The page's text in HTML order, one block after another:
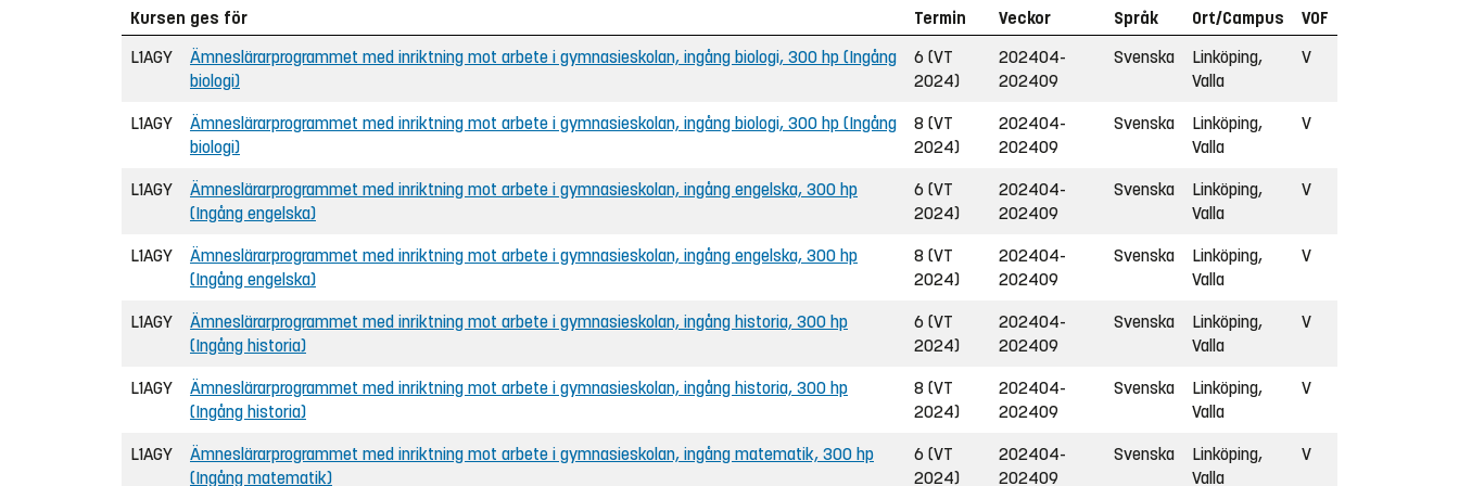
Kursen ges för Termin Veckor Språk Ort/Campus
VOF
L1AGY
Ämneslärarprogrammet med inriktning mot arbete i gymnasieskolan, ingång biologi, 300 hp (Ingång
biologi)
6 (VT
2024)
202404-
202409
Svenska
Linköping,
Valla
V
L1AGY
Ämneslärarprogrammet med inriktning mot arbete i gymnasieskolan, ingång biologi, 300 hp (Ingång
biologi)
8 (VT
2024)
202404-
202409
Svenska
Linköping,
Valla
V
L1AGY
Ämneslärarprogrammet med inriktning mot arbete i gymnasieskolan, ingång engelska, 300 hp
(Ingång engelska)
6 (VT
2024)
202404-
202409
Svenska
Linköping,
Valla
V
L1AGY
Ämneslärarprogrammet med inriktning mot arbete i gymnasieskolan, ingång engelska, 300 hp
(Ingång engelska)
8 (VT
2024)
202404-
202409
Svenska
Linköping,
Valla
V
L1AGY
Ämneslärarprogrammet med inriktning mot arbete i gymnasieskolan, ingång historia, 300 hp
(Ingång historia)
6 (VT
2024)
202404-
202409
Svenska
Linköping,
Valla
V
L1AGY
Ämneslärarprogrammet med inriktning mot arbete i gymnasieskolan, ingång historia, 300 hp
(Ingång historia)
8 (VT
2024)
202404-
202409
Svenska
Linköping,
Valla
V
L1AGY
Ämneslärarprogrammet med inriktning mot arbete i gymnasieskolan, ingång matematik, 300 hp
(Ingång matematik)
6 (VT
2024)
202404-
202409
Svenska
Linköping,
Valla
V